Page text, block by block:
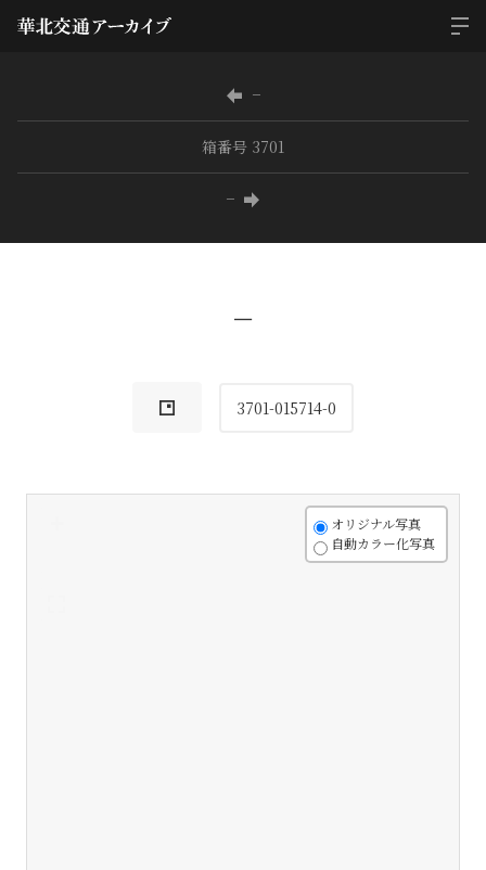
−
箱番号 3701
−
−
3701-015714-0
オリジナル写真
自動カラー化写真